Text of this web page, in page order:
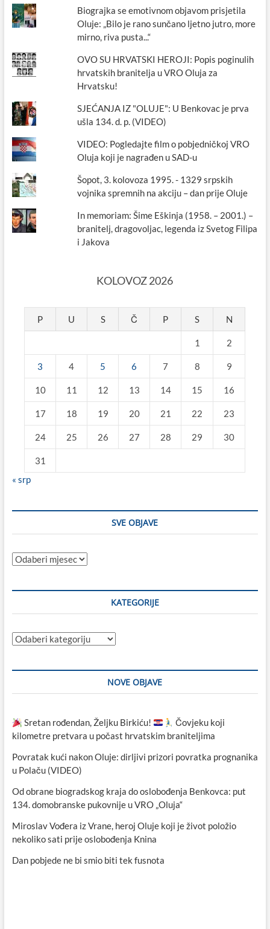
Biograjka se emotivnom objavom prisjetila
Oluje: „Bilo je rano sunčano ljetno jutro, more
mirno, riva pusta...“
OVO SU HRVATSKI HEROJI: Popis poginulih
hrvatskih branitelja u VRO Oluja za
Hrvatsku!
SJEĆANJA IZ "OLUJE": U Benkovac je prva
ušla 134. d. p. (VIDEO)
VIDEO: Pogledajte film o pobjedničkoj VRO
Oluja koji je nagrađen u SAD-u
Šopot, 3. kolovoza 1995. - 1329 srpskih
vojnika spremnih na akciju – dan prije Oluje
In memoriam: Šime Eškinja (1958. – 2001.) –
branitelj, dragovoljac, legenda iz Svetog Filipa
i Jakova
KOLOVOZ 2026
P U S Č P S N
1 2
3 4 5 6 7 8 9
10 11 12 13 14 15 16
17 18 19 20 21 22 23
24 25 26 27 28 29 30
31
« srp
SVE OBJAVE
Sve
KATEGORIJE
Kategorije
NOVE OBJAVE
Sretan rođendan, Željku Birkiću!
Čovjeku koji
kilometre pretvara u počast hrvatskim braniteljima
Povratak kući nakon Oluje: dirljivi prizori povratka prognanika
u Polaču (VIDEO)
Od obrane biogradskog kraja do oslobođenja Benkovca: put
134. domobranske pukovnije u VRO „Oluja“
Miroslav Vođera iz Vrane, heroj Oluje koji je život položio
nekoliko sati prije oslobođenja Knina
Dan pobjede ne bi smio biti tek fusnota